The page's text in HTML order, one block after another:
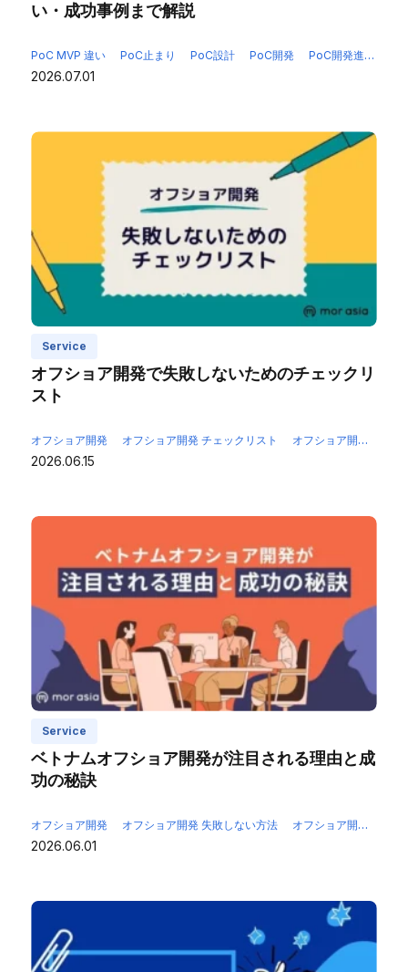
い・成功事例まで解説
PoC MVP 違い PoC止まり PoC設計 PoC開発 PoC開発進め方
2026.07.01
Service
オフショア開発で失敗しないためのチェックリ
スト
オフショア開発 オフショア開発 チェックリスト オフショア開発 注意点
2026.06.15
Service
ベトナムオフショア開発が注目される理由と成
功の秘訣
オフショア開発 オフショア開発 失敗しない方法 オフショア開発 成功のポイント
2026.06.01